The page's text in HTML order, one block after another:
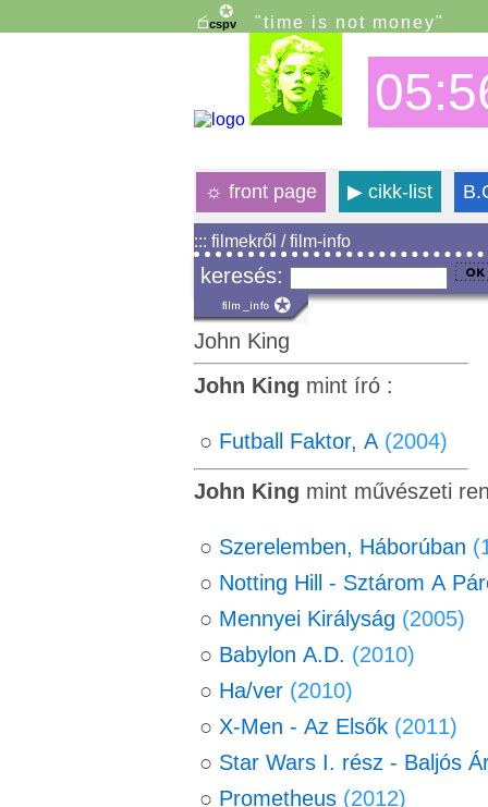
"time is not money"
☼ front page ▶cikk-list
::: filmekről / film-info
keresés:
John King
John King mint író :
○ Futball Faktor, A (2004)
John King mint művészeti
○ Szerelemben, Háborúban
○ Notting Hill - Sztárom A
○ Mennyei Királyság (2005)
○ Babylon A.D. (2010)
○ Ha/ver (2010)
○ X-Men - Az Elsők (2011)
○ Star Wars I. rész - Baljós
○ Prometheus (2012)